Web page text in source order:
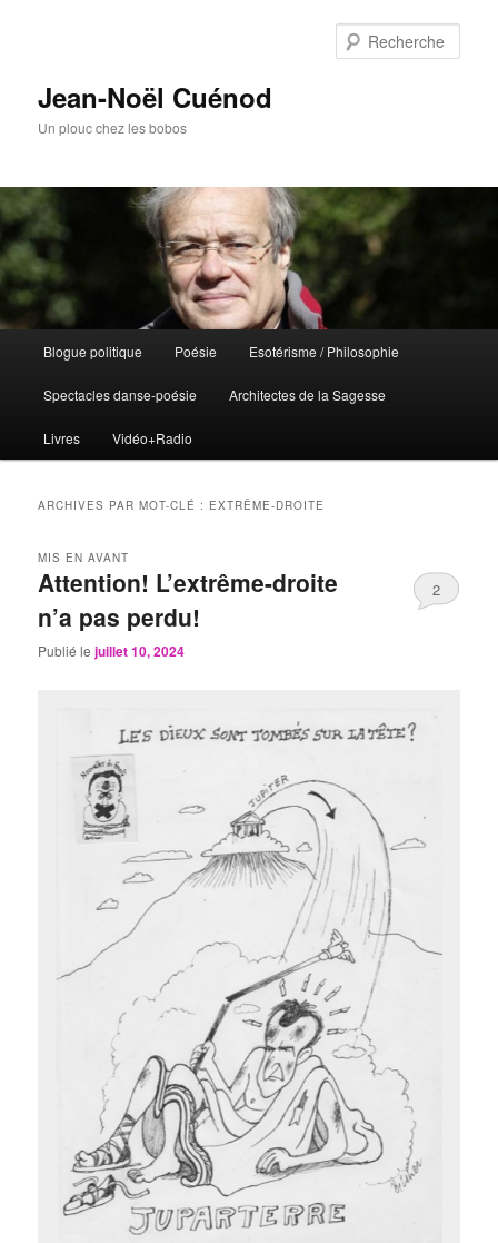
Jean-Noël Cuénod
Un plouc chez les bobos
Aller
au
contenu
principal
Aller
au
contenu
secondaire
Blogue politique Poésie Esotérisme / Philosophie
Spectacles danse-poésie Architectes de la Sagesse
Livres Vidéo+Radio
ARCHIVES PAR MOT-CLÉ : EXTRÊME-DROITE
Attention! L’extrême-droite
n’a pas perdu!
MIS EN AVANT
Publié lejuillet 10, 2024
2